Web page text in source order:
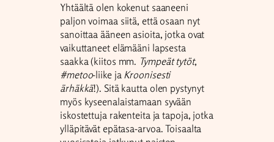
Yhtäältä olen kokenut saaneeni
paljon voimaa siitä, että osaan nyt
sanoittaa ääneen asioita, jotka ovat
vaikuttaneet elämääni lapsesta
saakka (kiitos mm. Tympeät tytöt,
#metoo-liike ja Kroonisesti
ärhäkkä!). Sitä kautta olen pystynyt
myös kyseenalaistamaan syvään
iskostettuja rakenteita ja tapoja, jotka
ylläpitävät epätasa-arvoa. Toisaalta